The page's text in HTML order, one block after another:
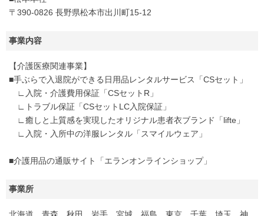
〒390-0826 長野県松本市出川町15-12
事業内容
【介護医療関連事業】
■手ぶらで入退院ができる日用品レンタルサービス「CSセット」
∟入院・介護費用保証「CSセットR」
∟トラブル保証「CSセットLC入院保証」
∟癒しと上質感を実現したオリジナル患者衣ブランド「lifte」
∟入院・入所中の洋服レンタル「スマイルウェア」
■介護用品の通販サイト「エランオンラインショップ」
事業所